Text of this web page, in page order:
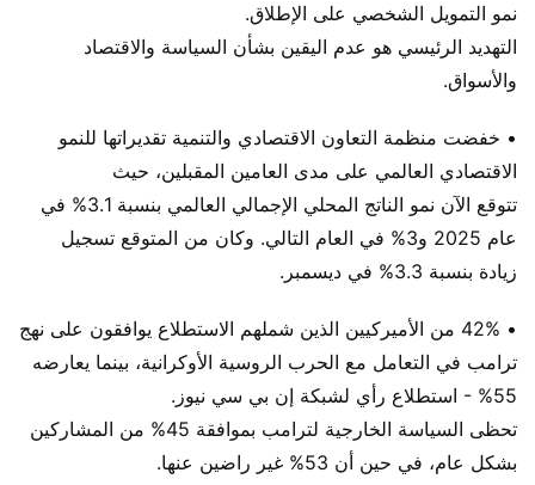
نمو التمويل الشخصي على الإطلاق.
التهديد الرئيسي هو عدم اليقين بشأن السياسة والاقتصاد
والأسواق.
• خفضت منظمة التعاون الاقتصادي والتنمية تقديراتها للنمو
الاقتصادي العالمي على مدى العامين المقبلين، حيث
تتوقع الآن نمو الناتج المحلي الإجمالي العالمي بنسبة 3.1% في
عام 2025 و3% في العام التالي. وكان من المتوقع تسجيل
زيادة بنسبة 3.3% في ديسمبر.
• 42% من الأميركيين الذين شملهم الاستطلاع يوافقون على نهج
ترامب في التعامل مع الحرب الروسية الأوكرانية، بينما يعارضه
55% - استطلاع رأي لشبكة إن بي سي نيوز.
تحظى السياسة الخارجية لترامب بموافقة 45% من المشاركين
بشكل عام، في حين أن 53% غير راضين عنها.